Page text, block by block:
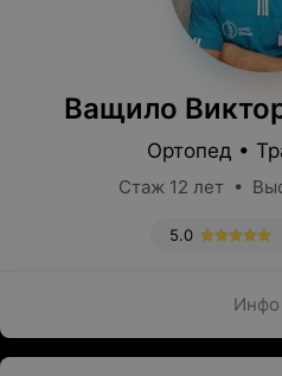
Ващило
Ортопед •
Стаж 12 лет •
5.0
Инфо